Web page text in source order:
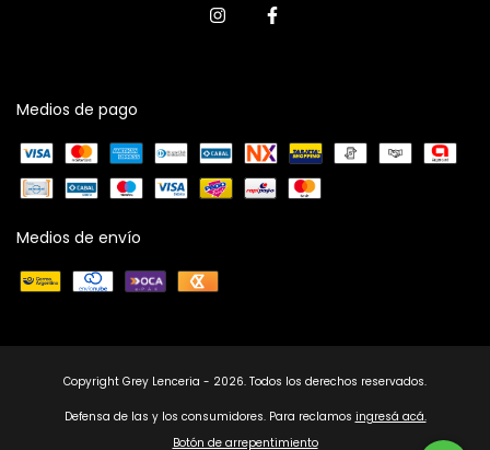
Medios de pago
Medios de envío
Copyright Grey Lenceria - 2026. Todos los derechos reservados.
Defensa de las y los consumidores. Para reclamos ingresá acá.
Botón de arrepentimiento